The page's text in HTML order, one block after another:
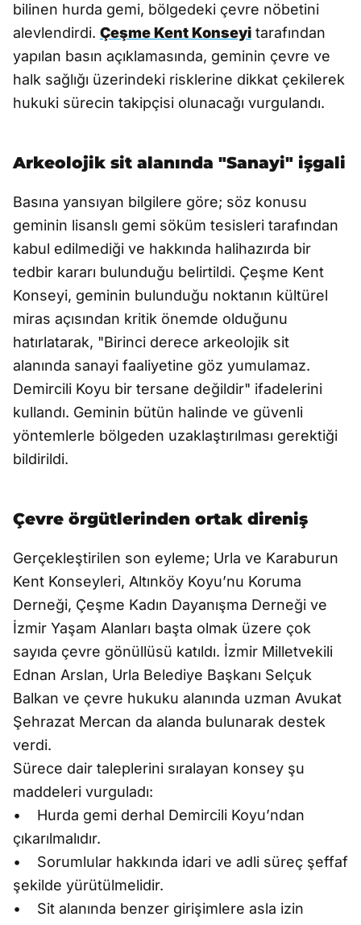
bilinen hurda gemi, bölgedeki çevre nöbetini
alevlendirdi. Çeşme Kent Konseyi tarafından
yapılan basın açıklamasında, geminin çevre ve
halk sağlığı üzerindeki risklerine dikkat çekilerek
hukuki sürecin takipçisi olunacağı vurgulandı.
Arkeolojik sit alanında "Sanayi" işgali
Basına yansıyan bilgilere göre; söz konusu
geminin lisanslı gemi söküm tesisleri tarafından
kabul edilmediği ve hakkında halihazırda bir
tedbir kararı bulunduğu belirtildi. Çeşme Kent
Konseyi, geminin bulunduğu noktanın kültürel
miras açısından kritik önemde olduğunu
hatırlatarak, "Birinci derece arkeolojik sit
alanında sanayi faaliyetine göz yumulamaz.
Demircili Koyu bir tersane değildir" ifadelerini
kullandı. Geminin bütün halinde ve güvenli
yöntemlerle bölgeden uzaklaştırılması gerektiği
bildirildi.
Çevre örgütlerinden ortak direniş
Gerçekleştirilen son eyleme; Urla ve Karaburun
Kent Konseyleri, Altınköy Koyu’nu Koruma
Derneği, Çeşme Kadın Dayanışma Derneği ve
İzmir Yaşam Alanları başta olmak üzere çok
sayıda çevre gönüllüsü katıldı. İzmir Milletvekili
Ednan Arslan, Urla Belediye Başkanı Selçuk
Balkan ve çevre hukuku alanında uzman Avukat
Şehrazat Mercan da alanda bulunarak destek
verdi.
Sürece dair taleplerini sıralayan konsey şu
maddeleri vurguladı:
• Hurda gemi derhal Demircili Koyu’ndan
çıkarılmalıdır.
• Sorumlular hakkında idari ve adli süreç şeffaf
şekilde yürütülmelidir.
• Sit alanında benzer girişimlere asla izin